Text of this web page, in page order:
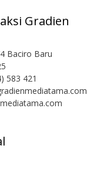
Gradien
Baciro Baru
583 421